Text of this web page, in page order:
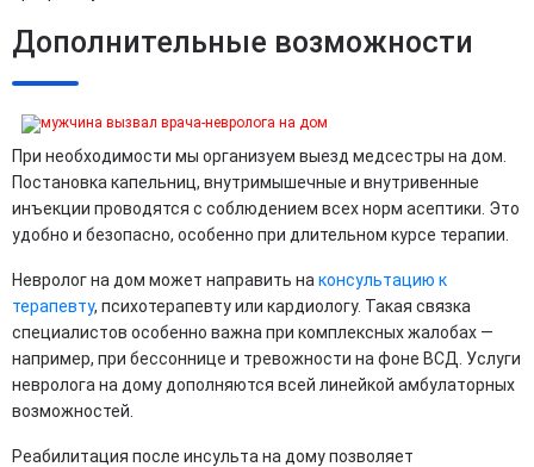
Дополнительные возможности
При необходимости мы организуем выезд медсестры на дом.
Постановка капельниц, внутримышечные и внутривенные
инъекции проводятся с соблюдением всех норм асептики. Это
удобно и безопасно, особенно при длительном курсе терапии.
Невролог на дом может направить на консультацию к
терапевту, психотерапевту или кардиологу. Такая связка
специалистов особенно важна при комплексных жалобах —
например, при бессоннице и тревожности на фоне ВСД. Услуги
невролога на дому дополняются всей линейкой амбулаторных
возможностей.
Реабилитация после инсульта на дому позволяет